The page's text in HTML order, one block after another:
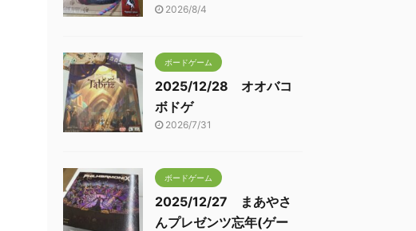
2026/8/4
ボードゲーム
2025/12/28 オオバコ
ボドゲ
2026/7/31
ボードゲーム
2025/12/27 まあやさ
んプレゼンツ忘年(ゲー